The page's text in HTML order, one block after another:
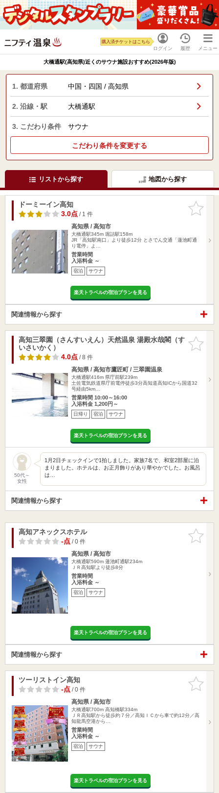
ログイン
購入済チケットはこちら
履歴 メニュー
大橋通駅(高知県)近くのサウナ施設おすすめ(2026年版)
1. 都道府県 中国・四国 / 高知県
2. 沿線・駅 大橋通駅
3. こだわり条件 サウナ
こだわり条件を変更する
リストから探す 地図から探す
お気に入
りに追加
ドーミーイン高知
3.0点/ 1 件
高知県 / 高知市
大橋通駅345m 堀詰駅158m
JR「高知駅南口」より徒歩12分 とさでん交通「蓮池町通
り電停」よ…
営業時間
入浴料金 ～
宿泊 サウナ
楽天トラベルの宿泊プランを見る
関連情報から探す
お気に入
りに追加
高知三翠園（さんすいえん）天然温泉 湯殿水哉閣（す
いさいかく）
4.0点/ 8 件
高知県 / 高知市鷹匠町 / 三翠園温泉
大橋通駅416m 県庁前駅239m
土佐電気鉄道県庁前電停徒歩3分高知道高知ICから国道32
号経由5km…
営業時間 10:00～16:00
入浴料金 1,200円～
日帰り 宿泊 サウナ
楽天トラベルの宿泊プランを見る
50代～
女性
1月2日チェックインで1拍しました。家族7名で、和室2部屋に泊
まりました。ホテルは、お正月飾りがあり華やかでした。お風呂
は…
関連情報から探す
お気に入
りに追加
高知アネックスホテル
-点/ 0 件
高知県 / 高知市
大橋通駅590m 蓮池町通駅234m
ＪＲ高知駅より徒歩8分
営業時間
入浴料金 ～
宿泊 サウナ
楽天トラベルの宿泊プランを見る
関連情報から探す
お気に入
りに追加
ツーリストイン高知
-点/ 0 件
高知県 / 高知市
大橋通駅700m 高知橋駅334m
ＪＲ高知駅から徒歩約７分／高知ＩＣから車で約12分／高
知龍馬空港から…
営業時間
入浴料金 ～
宿泊 サウナ
楽天トラベルの宿泊プランを見る